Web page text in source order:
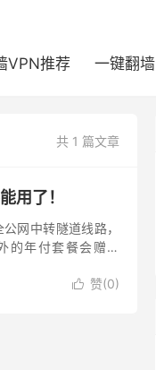
VPN推荐 一键翻墙
共 1 篇文章
用了！
网中转隧道线路，
的年付套餐会赠送
 赞(0)